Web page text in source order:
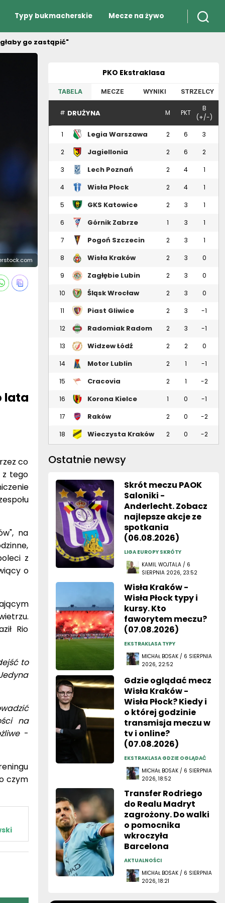
Typy bukmacherskie Mecze na żywo
go zastąpić"
lata
co
z tego
na
z
o
Rio
to
na
-
czym
PKO Ekstraklasa
TABELA MECZE WYNIKI STRZELCY
# DRUŻYNA M PKT
B
(+/-)
1
Legia Warszawa 2 6 3
2
Jagiellonia
2 6 2
3 Lech Poznań 2 4 1
4 Wisła Płock 2 4 1
5 GKS Katowice 2 3 1
6 Górnik Zabrze 1 3 1
7 Pogoń Szczecin 2 3 1
8 Wisła Kraków 2 3 0
9 Zagłębie Lubin 2 3 0
10 Śląsk Wrocław 2 3 0
11 Piast Gliwice 2 3 -1
12 Radomiak Radom 2 3 -1
13 Widzew Łódź 2 2 0
14 Motor Lublin 2 1 -1
15 Cracovia 2 1 -2
16 Korona Kielce 1 0 -1
17
Raków
2 0 -2
18 Wieczysta Kraków 2 0 -2
Ostatnie newsy
Skrót meczu PAOK
Saloniki -
Anderlecht. Zobacz
najlepsze akcje ze
spotkania
(06.08.2026)
LIGA EUROPY SKRÓTY
KAMIL WOJTALA / 6
SIERPNIA 2026, 23:52
Wisła Kraków -
Wisła Płock typy i
kursy. Kto
faworytem meczu?
(07.08.2026)
EKSTRAKLASA TYPY
MICHAŁ BOSAK / 6 SIERPNIA
2026, 22:52
Gdzie oglądać mecz
Wisła Kraków -
Wisła Płock? Kiedy i
o której godzinie
transmisja meczu w
tv i online?
(07.08.2026)
EKSTRAKLASA GDZIE OGLĄDAĆ
MICHAŁ BOSAK / 6 SIERPNIA
2026, 18:52
Transfer Rodriego
do Realu Madryt
zagrożony. Do walki
o pomocnika
wkroczyła
Barcelona
AKTUALNOŚCI
MICHAŁ BOSAK / 6 SIERPNIA
2026, 18:21